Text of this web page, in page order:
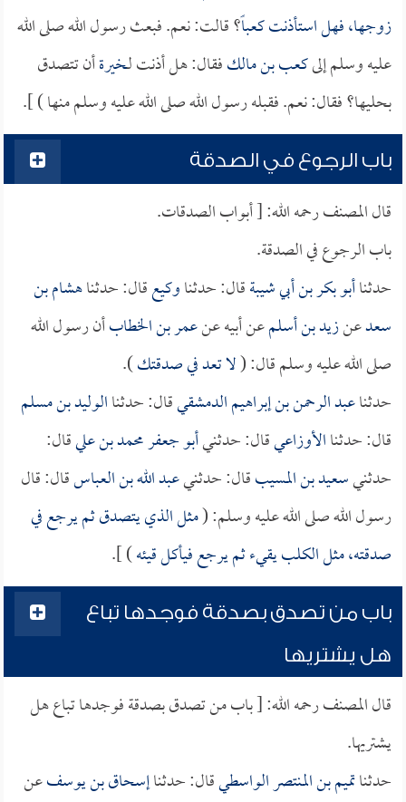
زوجها، فهل استأذنتكعباً؟ قالت: نعم. فبعث رسول الله صلى الله
عليه وسلم إلىكعب بن مالكفقال: هل أذنت لـخيرةأن تتصدق
بحليها؟ فقال: نعم. فقبله رسول الله صلى الله عليه وسلم منها ) ].
باب الرجوع في الصدقة
قال المصنف رحمه الله: [ أبواب الصدقات.
باب الرجوع في الصدقة.
حدثناأبو بكر بن أبي شيبةقال: حدثناوكيعقال: حدثناهشام بن
سعدعنزيد بن أسلمعن أبيه عنعمر بن الخطابأن رسول الله
صلى الله عليه وسلم قال: (لا تعد في صدقتك).
حدثناعبد الرحمن بن إبراهيم الدمشقيقال: حدثناالوليد بن مسلم
قال: حدثناالأوزاعيقال: حدثنيأبو جعفر محمد بن عليقال:
حدثنيسعيد بن المسيبقال: حدثنيعبد الله بن العباسقال: قال
رسول الله صلى الله عليه وسلم: (مثل الذي يتصدق ثم يرجع في
صدقته، مثل الكلب يقيء ثم يرجع فيأكل قيئه) ].
باب من تصدق بصدقة فوجدها تباع
هل يشتريها
قال المصنف رحمه الله: [ باب من تصدق بصدقة فوجدها تباع هل
يشتريها.
حدثناتميم بن المنتصر الواسطيقال: حدثناإسحاق بن يوسفعن